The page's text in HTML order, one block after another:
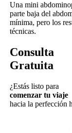
Una mini
parte baja del
mínima, pero los
técnicas.
Consulta
Gratuita
¿Estás listo para
comenzar tu viaje
hacia la perfección